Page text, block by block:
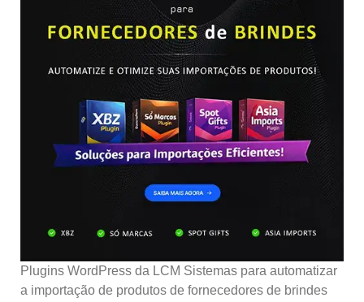
Plugins WordPress da LCM Sistemas para automatizar
a importação de produtos de fornecedores de brindes